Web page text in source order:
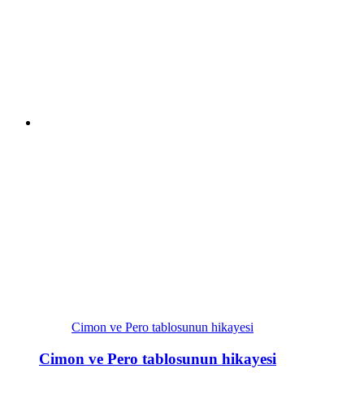
Cimon ve Pero tablosunun hikayesi
Cimon ve Pero tablosunun hikayesi